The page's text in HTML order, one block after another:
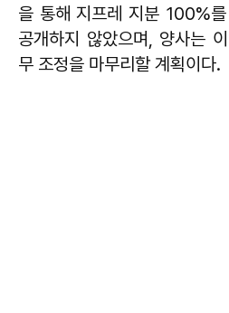
을 통해 지프레 지분 100%
공개하지 않았으며, 양사는
무 조정을 마무리할 계획이다.